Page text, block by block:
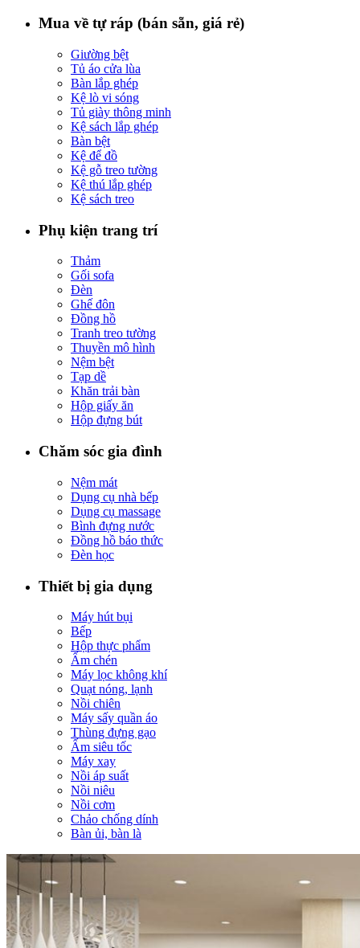
Mua về tự ráp (bán sẵn, giá rẻ)
Giường bệt
Tủ áo cửa lùa
Bàn lắp ghép
Kệ lò vi sóng
Tủ giày thông minh
Kệ sách lắp ghép
Bàn bệt
Kệ để đồ
Kệ gỗ treo tường
Kệ thú lắp ghép
Kệ sách treo
Phụ kiện trang trí
Thảm
Gối sofa
Đèn
Ghế đôn
Đồng hồ
Tranh treo tường
Thuyền mô hình
Nệm bệt
Tạp dề
Khăn trải bàn
Hộp giấy ăn
Hộp đựng bút
Chăm sóc gia đình
Nệm mát
Dụng cụ nhà bếp
Dụng cụ massage
Bình đựng nước
Đồng hồ báo thức
Đèn học
Thiết bị gia dụng
Máy hút bụi
Bếp
Hộp thực phẩm
Ấm chén
Máy lọc không khí
Quạt nóng, lạnh
Nồi chiên
Máy sấy quần áo
Thùng đựng gạo
Ấm siêu tốc
Máy xay
Nồi áp suất
Nồi niêu
Nồi cơm
Chảo chống dính
Bàn ủi, bàn là